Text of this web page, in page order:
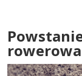
rowerowa